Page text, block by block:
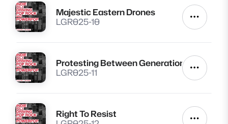
Lire
Majestic Eastern Drones
LGR025-10
Autres
Lire
Protesting Between Generations
LGR025-11
Autres
Lire
Right To Resist